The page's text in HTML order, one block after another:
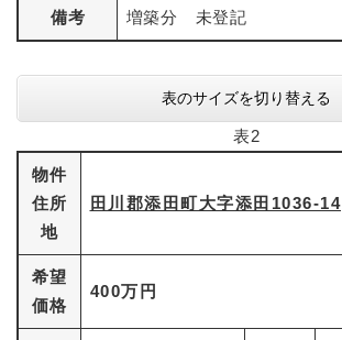
備考 増築分 未登記
表のサイズを切り替える
表2
物件
住所
地
田川郡添田町大字添田1036-14
希望
価格
400万円